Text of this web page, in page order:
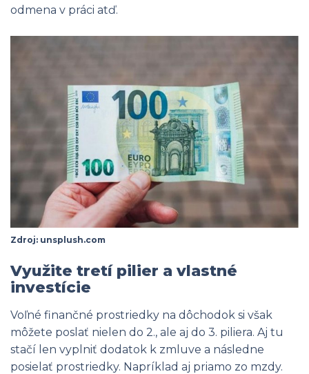
odmena v práci atď.
Zdroj: unsplush.com
Využite tretí pilier a vlastné
investície
Voľné finančné prostriedky na dôchodok si však
môžete poslať nielen do 2., ale aj do 3. piliera. Aj tu
stačí len vyplniť dodatok k zmluve a následne
posielať prostriedky. Napríklad aj priamo zo mzdy.